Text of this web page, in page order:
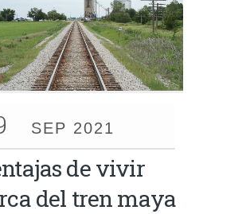
SEP 2021
de vivir
del tren maya